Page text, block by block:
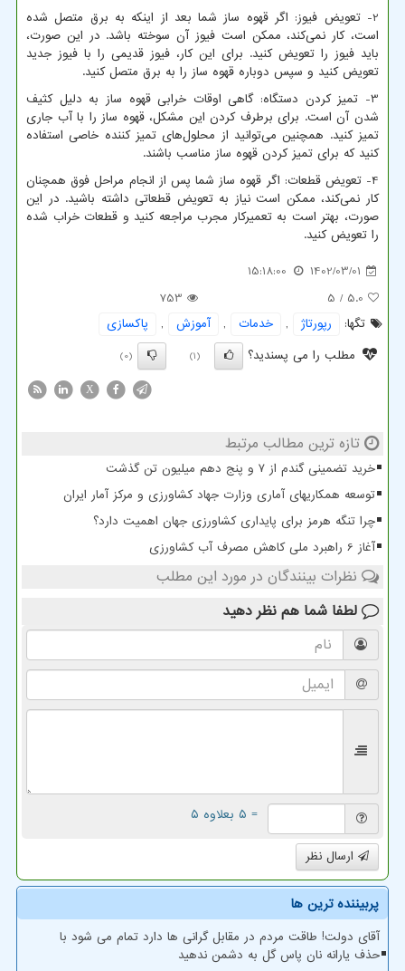
2- تعویض فیوز: اگر قهوه ساز شما بعد از اینکه به برق متصل شده
است، کار نمی‌کند، ممکن است فیوز آن سوخته باشد. در این صورت،
باید فیوز را تعویض کنید. برای این کار، فیوز قدیمی را با فیوز جدید
تعویض کنید و سپس دوباره قهوه ساز را به برق متصل کنید.
3- تمیز کردن دستگاه: گاهی اوقات خرابی قهوه ساز به دلیل کثیف
شدن آن است. برای برطرف کردن این مشکل، قهوه ساز را با آب جاری
تمیز کنید. همچنین می‌توانید از محلول‌های تمیز کننده خاصی استفاده
کنید که برای تمیز کردن قهوه ساز مناسب باشند.
4- تعویض قطعات: اگر قهوه ساز شما پس از انجام مراحل فوق همچنان
کار نمی‌کند، ممکن است نیاز به تعویض قطعاتی داشته باشید. در این
صورت، بهتر است به تعمیرکار مجرب مراجعه کنید و قطعات خراب شده
را تعویض کنید.
1402/03/01
15:18:00
5.0
/ 5
753
تگها:
رپورتاژ , خدمات , آموزش ,
پاكسازی
مطلب را می پسندید؟
(1)
(0)
X
تازه ترین مطالب مرتبط
خرید تضمینی گندم از ۷ و پنج دهم میلیون تن گذشت
توسعه همکاریهای آماری وزارت جهاد کشاورزی و مرکز آمار ایران
چرا تنگه هرمز برای پایداری کشاورزی جهان اهمیت دارد؟
آغاز 6 راهبرد ملی کاهش مصرف آب کشاورزی
نظرات بینندگان در مورد این مطلب
لطفا شما هم نظر دهید
= ۵ بعلاوه ۵
ارسال نظر
پربیننده ترین ها
آقای دولت! طاقت مردم در مقابل گرانی ها دارد تمام می شود با
حذف یارانه نان پاس گل به دشمن ندهید